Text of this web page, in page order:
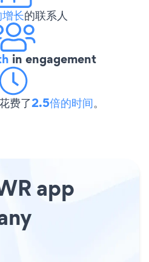
长的联系人
in engagement
费了2.5倍的时间。
app